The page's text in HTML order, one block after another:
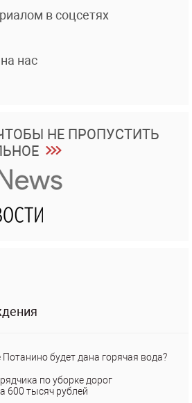
в соцсетях
нас
НЕ ПРОПУСТИТЬ
Потанино будет дана горячая вода?
по уборке дорог
600 тысяч рублей